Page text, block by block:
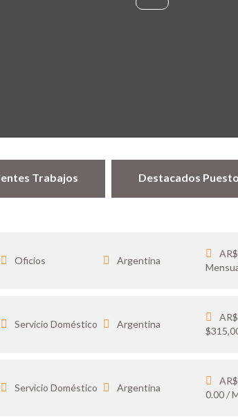
Trabajos Destacados
Oficios Argentina
Servicio Doméstico Argentina
Servicio Doméstico Argentina
0.00 /